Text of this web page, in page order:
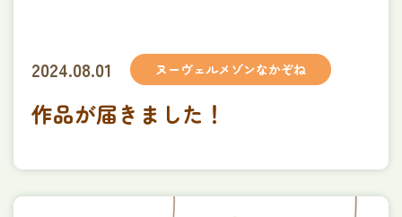
2024.08.01 ヌーヴェルメゾンなかぞね
作品が届きました！